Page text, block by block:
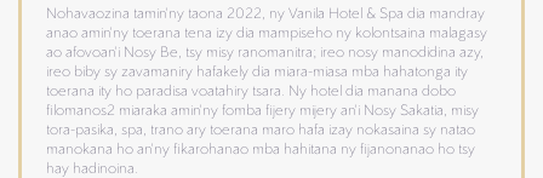
Nohavaozina tamin'ny taona 2022, ny Vanila Hotel & Spa dia mandray
anao amin'ny toerana tena izy dia mampiseho ny kolontsaina malagasy
ao afovoan'i Nosy Be, tsy misy ranomanitra; ireo nosy manodidina azy,
ireo biby sy zavamaniry hafakely dia miara-miasa mba hahatonga ity
toerana ity ho paradisa voatahiry tsara. Ny hotel dia manana dobo
filomanos2 miaraka amin'ny fomba fijery mijery an'i Nosy Sakatia, misy
tora-pasika, spa, trano ary toerana maro hafa izay nokasaina sy natao
manokana ho an'ny fikarohanao mba hahitana ny fijanonanao ho tsy
hay hadinoina.